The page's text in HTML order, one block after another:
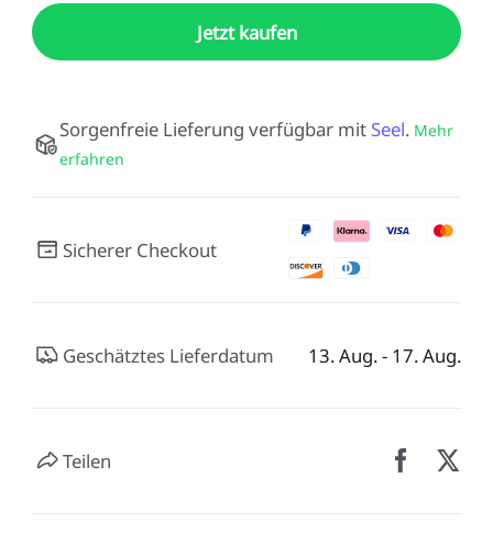
Jetzt kaufen
Sorgenfreie Lieferung verfügbar mit Seel. Mehr
erfahren
Sicherer Checkout
Geschätztes Lieferdatum 13. Aug. - 17. Aug.
Teilen